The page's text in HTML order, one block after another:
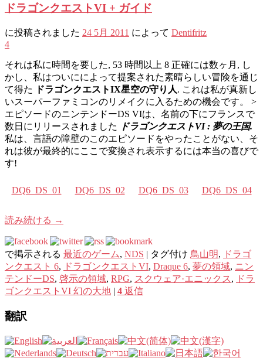
ドラゴンクエストVI + ガイド
に投稿されました 24 5月 2011 によって Dentifritz
4
それは私に時間を要した, 53 時間以上 8 正確には数ヶ月, し
かし、私はついにによって提案された素晴らしい冒険を通じ
て得た
ドラゴンクエストIX星空の守り人. これは私が真新し
いスーパーファミコンのリメイクに入るための機会です。 >
エピソードのニンテンドーDS VIは、名前の下にフランスで
数日にリリースされました
ドラゴンクエストVI : 夢の王国.
私は、言語の障壁のこのエピソードをやったことがない、そ
れは彼が最終的にここで変換され表示するには本当の喜びで
す!
DQ6_DS_01 DQ6_DS_02 DQ6_DS_03 DQ6_DS_04
読み続ける →
で掲示される 最近のゲーム, NDS | タグ付け 鳥山明, ドラゴ
ンクエスト 6, ドラゴンクエストVI, Draque 6, 夢の領​​域, ニン
テンドーDS, 啓示の領域, RPG, スクウェア·エニックス , ドラ
ゴンクエストVI 幻の大地 | 4 返信
翻訳